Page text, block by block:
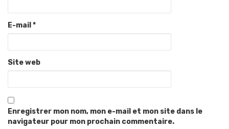
E-mail *
Site web
Enregistrer mon nom, mon e-mail et mon site dans le
navigateur pour mon prochain commentaire.